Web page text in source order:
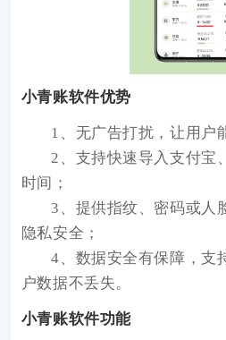
小青账软件优势
1、无广告打扰，让用户
2、支持快速导入支付宝
时间；
3、提供指纹、密码或人
隐私安全；
4、数据安全有保障，支
户数据不丢失。
小青账软件功能